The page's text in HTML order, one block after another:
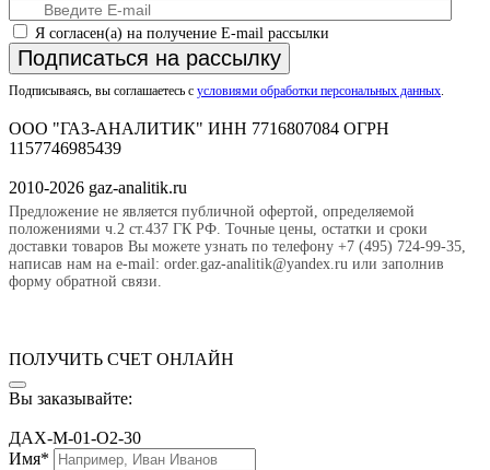
Я согласен(а) на получение E-mail рассылки
Подписаться на рассылку
Подписываясь, вы соглашаетесь с условиями обработки персональных данных.
ООО "ГАЗ-АНАЛИТИК" ИНН 7716807084 ОГРН
1157746985439
2010-2026 gaz-analitik.ru
Предложение не является публичной офертой, определяемой
положениями ч.2 ст.437 ГК РФ. Точные цены, остатки и сроки
доставки товаров Вы можете узнать по телефону +7 (495) 724-99-35,
написав нам на e-mail: order.gaz-analitik@yandex.ru или заполнив
форму обратной связи.
ПОЛУЧИТЬ СЧЕТ ОНЛАЙН
Вы заказывайте:
ДАХ-М-01-O2-30
Имя*